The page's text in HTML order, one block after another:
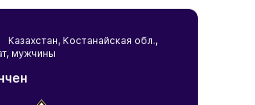
Казахстан, Костанайская обл.,
мужчины